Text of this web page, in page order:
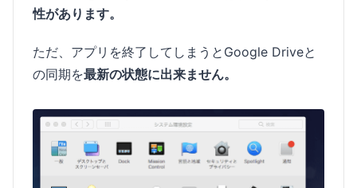
性があります。
ただ、アプリを終了してしまうとGoogle Driveと
の同期を最新の状態に出来ません。